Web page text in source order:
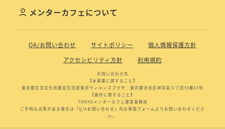
メンターカフェについて
QA/お問い合わせ サイトポリシー
個人情報保護方針
アクセシビリティ方針
利用規約
お問い合わせ先
【本事業に関すること】
東京都生活文化局都民生活部東京ウィメンズプラザ 東京都渋谷区神宮前５丁目53番67号
【操作に関すること】
TOKYOメンターカフェ運営事務局
ご不明な点等がある場合は「Q/Aお問い合わせ」内の専用フォームよりお問い合わせくださ
い。